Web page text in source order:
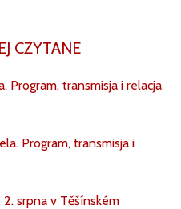
CZYTANE
Program, transmisja i relacja
Program, transmisja i
2. srpna v Těšínském